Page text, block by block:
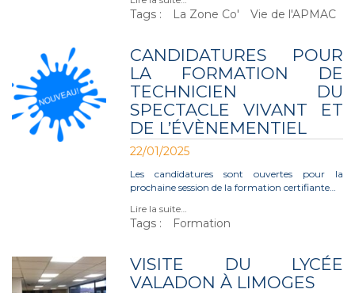
Tags : La Zone Co' Vie de l'APMAC
CANDIDATURES POUR
LA FORMATION DE
TECHNICIEN DU
SPECTACLE VIVANT ET
DE L’ÉVÈNEMENTIEL
22/01/2025
Les candidatures sont ouvertes pour la
prochaine session de la formation certifiante…
Lire la suite…
Tags : Formation
VISITE DU LYCÉE
VALADON À LIMOGES